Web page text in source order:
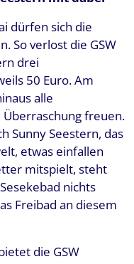
dürfen sich die
So verlost die GSW
drei
50 Euro. Am
alle
freuen.
Sunny Seestern, das
etwas einfallen
mitspielt, steht
nichts
Freibad an diesem
die GSW